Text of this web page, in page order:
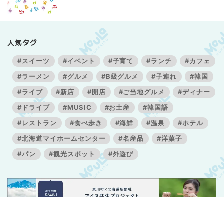
人気タグ
#スイーツ #イベント #子育て #ランチ
#カフェ
#ラーメン
#グルメ #B級グルメ #子連れ
#韓国
#ライブ
#新店 #開店 #ご当地グルメ
#ディナー
#ドライブ
#MUSIC #お土産
#韓国語
#レストラン
#食べ歩き #海鮮 #温泉
#ホテル
#北海道マイホームセンター
#名産品
#洋菓子
#パン
#観光スポット #外遊び